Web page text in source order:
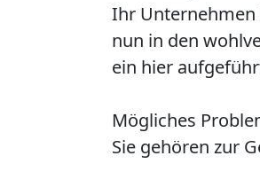
Ihr Unternehmen
nun in den
ein hier
Mögliches
Sie gehören zur